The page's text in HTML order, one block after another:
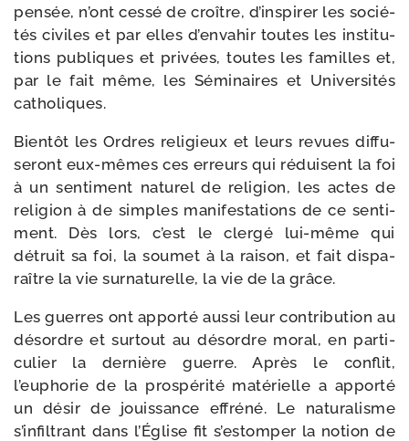
pen­sée, n’ont ces­sé de croître, d’inspirer les socié­
tés civiles et par elles d’envahir toutes les ins­ti­tu­
tions publiques et pri­vées, toutes les familles et,
par le fait même, les Séminaires et Universités
catholiques.
Bientôt les Ordres reli­gieux et leurs revues dif­fu­
se­ront eux-​mêmes ces erreurs qui réduisent la foi
à un sen­ti­ment natu­rel de reli­gion, les actes de
reli­gion à de simples mani­fes­ta­tions de ce sen­ti­
ment. Dès lors, c’est le cler­gé lui-​même qui
détruit sa foi, la sou­met à la rai­son, et fait dis­pa­
raître la vie sur­na­tu­relle, la vie de la grâce.
Les guerres ont appor­té aus­si leur contri­bu­tion au
désordre et sur­tout au désordre moral, en par­ti­
cu­lier la der­nière guerre. Après le conflit,
l’euphorie de la pros­pé­ri­té maté­rielle a appor­té
un désir de jouis­sance effré­né. Le natu­ra­lisme
s’infiltrant dans l’Église fit s’estomper la notion de